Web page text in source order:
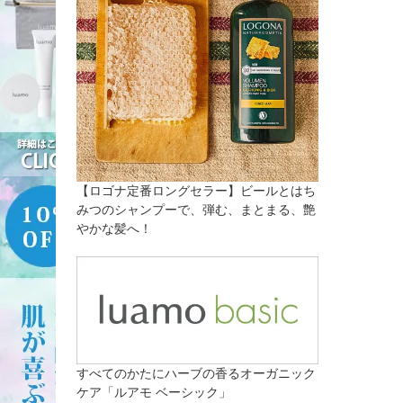
【ロゴナ定番ロングセラー】ビールとはち
みつのシャンプーで、弾む、まとまる、艶
やかな髪へ！
すべてのかたにハーブの香るオーガニック
ケア「ルアモ ベーシック」